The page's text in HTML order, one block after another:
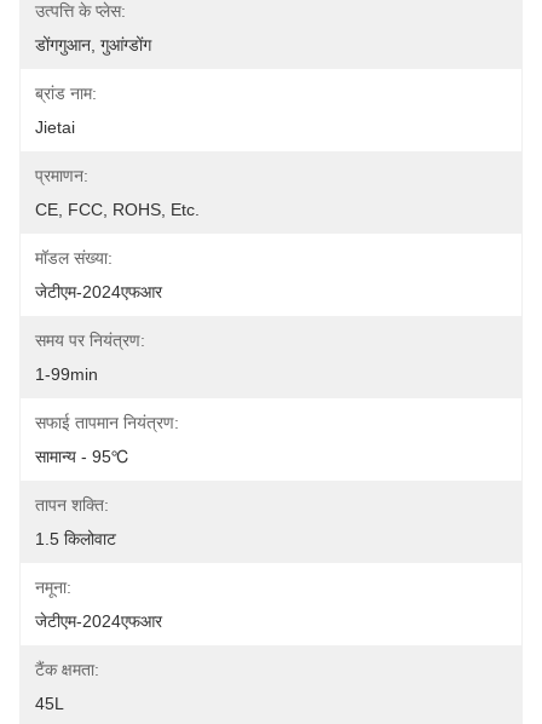
उत्पत्ति के प्लेस:
डोंगगुआन, गुआंग्डोंग
ब्रांड नाम:
Jietai
प्रमाणन:
CE, FCC, ROHS, Etc.
मॉडल संख्या:
जेटीएम-2024एफआर
समय पर नियंत्रण:
1-99min
सफाई तापमान नियंत्रण:
सामान्य - 95℃
तापन शक्ति:
1.5 किलोवाट
नमूना:
जेटीएम-2024एफआर
टैंक क्षमता:
45L